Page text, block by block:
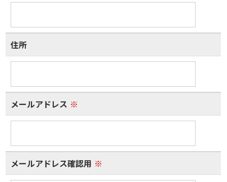
住所
メールアドレス ※
メールアドレス確認用 ※